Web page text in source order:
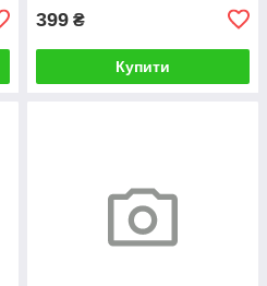
399 ₴
Купити